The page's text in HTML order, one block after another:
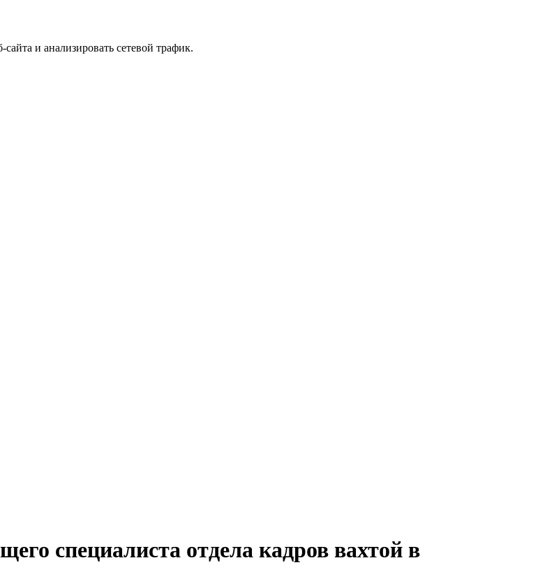
и анализировать сетевой трафик.
специалиста отдела кадров вахтой в